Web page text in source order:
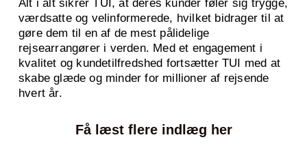
Alt i alt sikrer TUI, at deres kunder føler sig trygge,
værdsatte og velinformerede, hvilket bidrager til at
gøre dem til en af de mest pålidelige
rejsearrangører i verden. Med et engagement i
kvalitet og kundetilfredshed fortsætter TUI med at
skabe glæde og minder for millioner af rejsende
hvert år.
Få læst flere indlæg her